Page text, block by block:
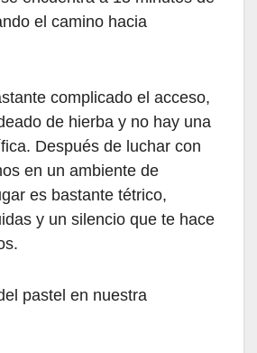
el camino hacia
complicado el acceso,
de hierba y no hay una
Después de luchar con
en un ambiente de
es bastante tétrico,
y un silencio que te hace
pastel en nuestra